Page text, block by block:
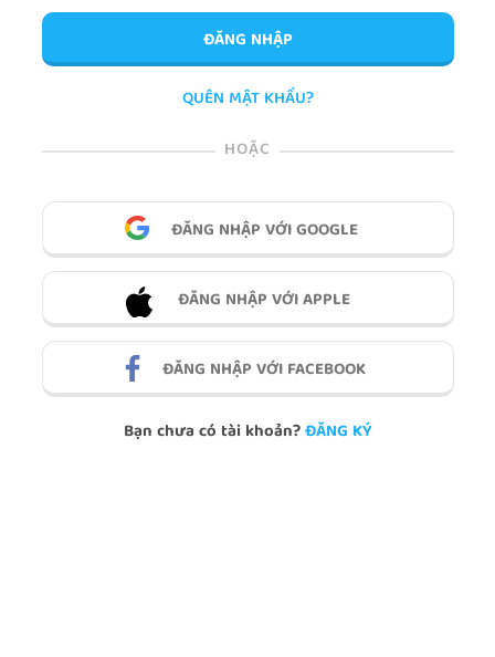
ĐĂNG NHẬP
QUÊN MẬT KHẨU?
HOẶC
ĐĂNG NHẬP VỚI GOOGLE
ĐĂNG NHẬP VỚI APPLE
ĐĂNG NHẬP VỚI FACEBOOK
Bạn chưa có tài khoản?ĐĂNG KÝ